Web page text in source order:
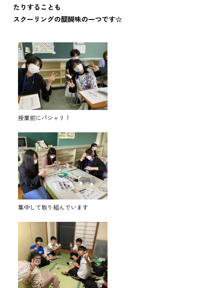
たりすることも
スクーリングの醍醐味の一つです☆
授業前にパシャリ！
集中して取り組んでいます